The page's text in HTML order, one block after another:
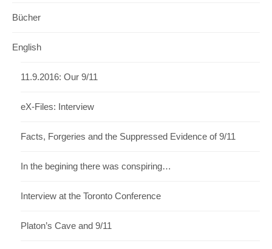
Bücher
English
11.9.2016: Our 9/11
eX-Files: Interview
Facts, Forgeries and the Suppressed Evidence of 9/11
In the begining there was conspiring…
Interview at the Toronto Conference
Platon’s Cave and 9/11